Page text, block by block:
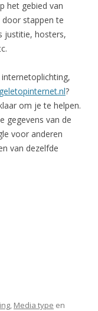
het gebied van
stappen te
justitie, hosters,
?
om je te helpen.
gegevens van de
voor anderen
van dezelfde
, Media type en